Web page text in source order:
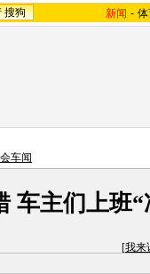
搜狗 新闻 -
车闻
车主们上班“
[我来